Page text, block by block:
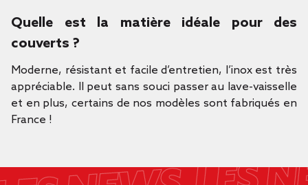
Quelle est la matière idéale pour des
couverts ?
Moderne, résistant et facile d’entretien, l’inox est très
appréciable. Il peut sans souci passer au lave-vaisselle
et en plus, certains de nos modèles sont fabriqués en
France !